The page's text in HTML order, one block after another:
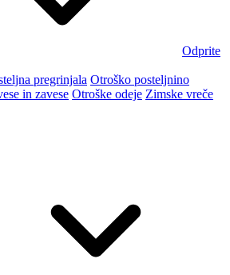
Odprite
pregrinjala Otroško posteljnino
in zavese Otroške odeje Zimske vreče